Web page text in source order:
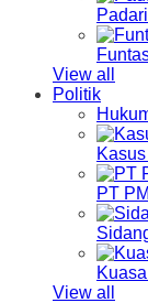
View all
Politik
PT
View all